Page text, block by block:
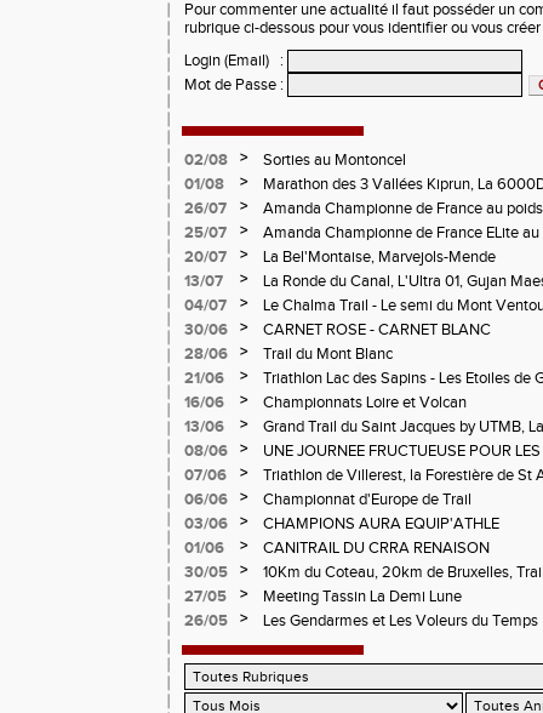
Pour commenter une actualité il faut posséder un
rubrique ci-dessous pour vous identifier ou vous
Login (Email)
:
Mot de Passe :
02/08 >
Sorties au Montoncel
01/08
>
Marathon des 3 Vallées Kiprun, La
Verticale d'Orcières, St Augustin
26/07 >
Amanda Championne de France au poids
25/07
>
Amanda Championne de France ELite
20/07
>
La Bel'Montaise, Marvejols-Mende
13/07
>
La Ronde du Canal, L'Ultra 01, Gujan
04/07
>
Le Chalma Trail - Le semi du Mont
Cublize - Les Passerelles de Monteynard
Pralognon La Vanoise
30/06 >
CARNET ROSE - CARNET BLANC
28/06
>
Trail du Mont Blanc
21/06
>
Triathlon Lac des Sapins - Les Etoiles de
16/06
>
Championnats Loire et Volcan
13/06
>
Grand Trail du Saint Jacques by UTMB,
d'Andrézieux-Bouthéon
08/06 >
UNE JOURNEE FRUCTUEUSE POUR
CHAMPIONNATS DE LA LOIRE A
07/06 >
Triathlon de Villerest, la Forestière de St
Circuit de la Sure, Tour du Pays Roannais
06/06 >
Championnat d'Europe de Trail
03/06
>
CHAMPIONS AURA EQUIP'ATHLE
01/06
>
CANITRAIL DU CRRA RENAISON
30/05
>
10Km du Coteau, 20km de Bruxelles,
Pilatrail
27/05 >
Meeting Tassin La Demi Lune
26/05
> Les Gendarmes et Les Voleurs du Temps